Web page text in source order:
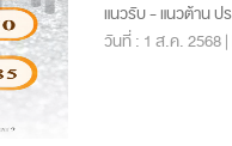
แนวรับ - แนวต้าน ป
วันที่ : 1 ส.ค. 2568